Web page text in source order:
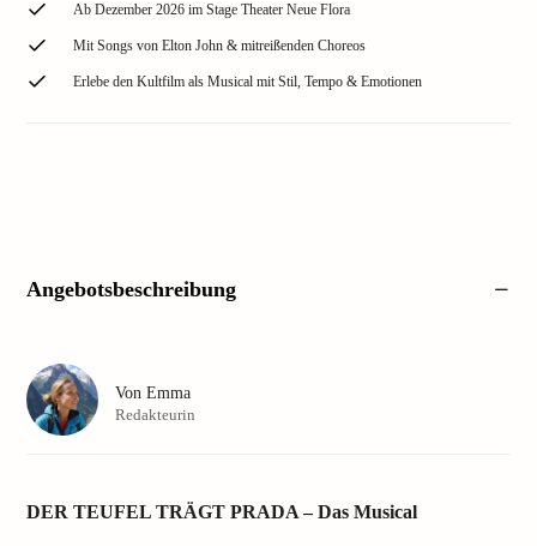
Ab Dezember 2026 im Stage Theater Neue Flora
Mit Songs von Elton John & mitreißenden Choreos
Erlebe den Kultfilm als Musical mit Stil, Tempo & Emotionen
Angebotsbeschreibung
DER TEUFEL TRÄGT PRADA – Das Musical
Von Emma
Redakteurin